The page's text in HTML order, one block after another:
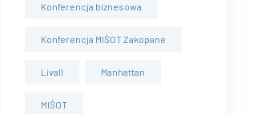
Konferencja biznesowa
Konferencja MIŚOT Zakopane
Livall Manhattan
MIŚOT